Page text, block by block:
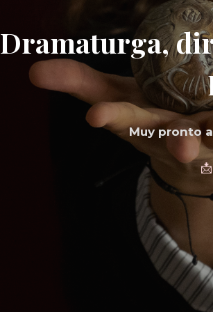
Dramaturga,
Muy pronto